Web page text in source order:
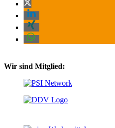
Wir sind Mitglied: